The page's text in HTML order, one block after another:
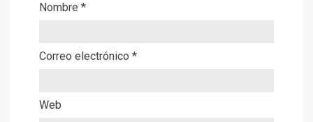
Nombre *
Correo electrónico *
Web